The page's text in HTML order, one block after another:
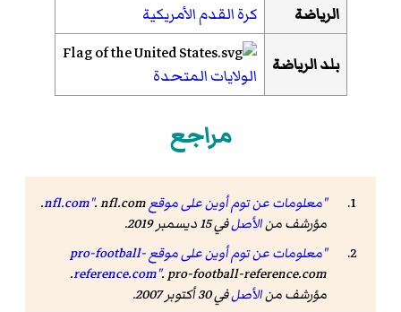
الرياضة
كرة القدم الأمريكية
بلد الرياضة الولايات المتحدة
مراجع
"معلومات عن توم أوين على موقع nfl.com"
. nfl.com.
مؤرشف منالأصلفي 15 ديسمبر 2019.
"معلومات عن توم أوين على موقع pro-football-
reference.com"
. pro-football-reference.com.
مؤرشف منالأصلفي 30 أكتوبر 2007.